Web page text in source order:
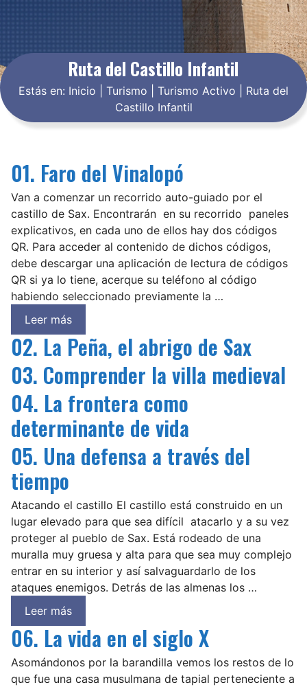
Ruta del Castillo Infantil
Estás en: Inicio Turismo Turismo Activo
Ruta del
Castillo Infantil
01. Faro del Vinalopó
Van a comenzar un recorrido auto-guiado por el
castillo de Sax. Encontrarán en su recorrido paneles
explicativos, en cada uno de ellos hay dos códigos
QR. Para acceder al contenido de dichos códigos,
debe descargar una aplicación de lectura de códigos
QR si ya lo tiene, acerque su teléfono al código
habiendo seleccionado previamente la …
Leer más
02. La Peña, el abrigo de Sax
03. Comprender la villa medieval
04. La frontera como
determinante de vida
05. Una defensa a través del
tiempo
Atacando el castillo El castillo está construido en un
lugar elevado para que sea difícil atacarlo y a su vez
proteger al pueblo de Sax. Está rodeado de una
muralla muy gruesa y alta para que sea muy complejo
entrar en su interior y así salvaguardarlo de los
ataques enemigos. Detrás de las almenas los …
Leer más
06. La vida en el siglo X
Asomándonos por la barandilla vemos los restos de lo
que fue una casa musulmana de tapial perteneciente a